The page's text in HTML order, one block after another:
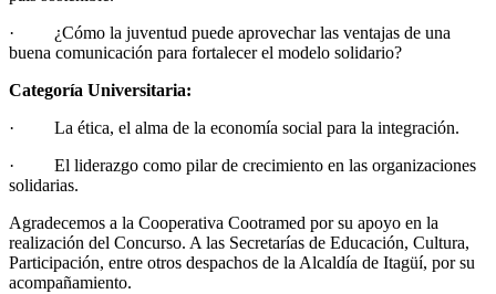
· ¿Cómo la juventud puede aprovechar las ventajas de una
buena comunicación para fortalecer el modelo solidario?
Categoría Universitaria:
· La ética, el alma de la economía social para la integración.
· El liderazgo como pilar de crecimiento en las organizaciones
solidarias.
Agradecemos a la Cooperativa Cootramed por su apoyo en la
realización del Concurso. A las Secretarías de Educación, Cultura,
Participación, entre otros despachos de la Alcaldía de Itagüí, por su
acompañamiento.